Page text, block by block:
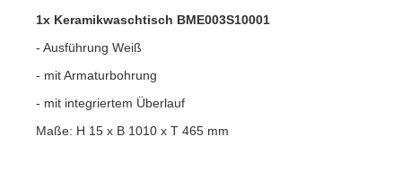
1x Keramikwaschtisch BME003S10001
- Ausführung Weiß
- mit Armaturbohrung
- mit integriertem Überlauf
Maße: H 15 x B 1010 x T 465 mm